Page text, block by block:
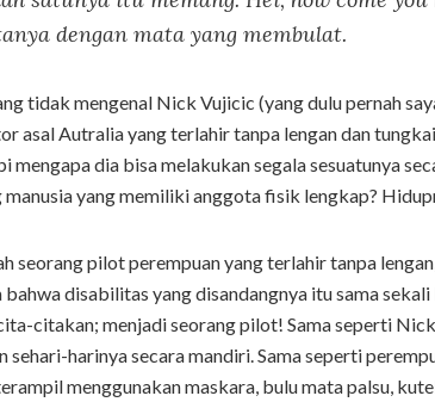
dengan mata yang membulat.
tidak mengenal Nick Vujicic (yang dulu pernah
asal Autralia yang terlahir tanpa lengan dan
mengapa dia bisa melakukan segala sesuatunya
manusia yang memiliki anggota fisik lengkap?
seorang pilot perempuan yang terlahir tanpa
bahwa disabilitas yang disandangnya itu sama
citakan; menjadi seorang pilot! Sama seperti
sehari-harinya secara mandiri. Sama seperti
menggunakan maskara, bulu mata palsu,